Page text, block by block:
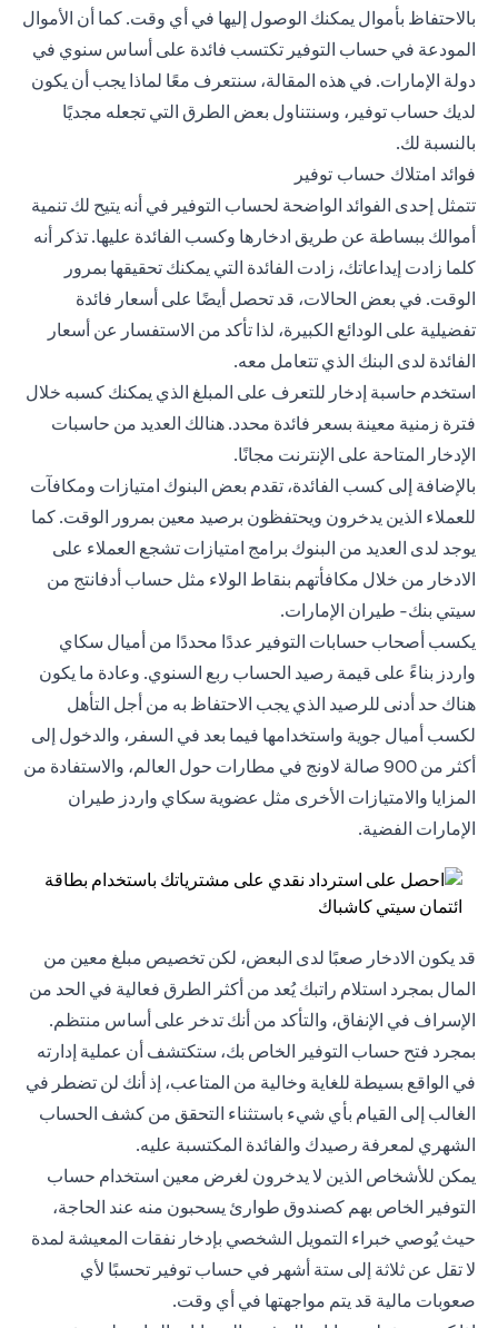
بالاحتفاظ بأموال يمكنك الوصول إليها في أي وقت. كما أن الأموال
المودعة في حساب التوفير تكتسب فائدة على أساس سنوي في
دولة الإمارات. في هذه المقالة، سنتعرف معًا لماذا يجب أن يكون
لديك حساب توفير، وسنتناول بعض الطرق التي تجعله مجديًا
بالنسبة لك.
فوائد امتلاك حساب توفير
تتمثل إحدى الفوائد الواضحة لحساب التوفير في أنه يتيح لك تنمية
أموالك ببساطة عن طريق ادخارها وكسب الفائدة عليها. تذكر أنه
كلما زادت إيداعاتك، زادت الفائدة التي يمكنك تحقيقها بمرور
الوقت. في بعض الحالات، قد تحصل أيضًا على أسعار فائدة
تفضيلية على الودائع الكبيرة، لذا تأكد من الاستفسار عن أسعار
الفائدة لدى البنك الذي تتعامل معه.
استخدم حاسبة إدخار للتعرف على المبلغ الذي يمكنك كسبه خلال
فترة زمنية معينة بسعر فائدة محدد. هنالك العديد من حاسبات
الإدخار المتاحة على الإنترنت مجانًا.
بالإضافة إلى كسب الفائدة، تقدم بعض البنوك امتيازات ومكافآت
للعملاء الذين يدخرون ويحتفظون برصيد معين بمرور الوقت. كما
يوجد لدى العديد من البنوك برامج امتيازات تشجع العملاء على
الادخار من خلال مكافأتهم بنقاط الولاء مثل حساب أدفانتج من
سيتي بنك- طيران الإمارات.
يكسب أصحاب حسابات التوفير عددًا محددًا من أميال سكاي
واردز بناءً على قيمة رصيد الحساب ربع السنوي. وعادة ما يكون
هناك حد أدنى للرصيد الذي يجب الاحتفاظ به من أجل التأهل
لكسب أميال جوية واستخدامها فيما بعد في السفر، والدخول إلى
أكثر من 900 صالة لاونج في مطارات حول العالم، والاستفادة من
المزايا والامتيازات الأخرى مثل عضوية سكاي واردز طيران
الإمارات الفضية.
قد يكون الادخار صعبًا لدى البعض، لكن تخصيص مبلغ معين من
المال بمجرد استلام راتبك يُعد من أكثر الطرق فعالية في الحد من
الإسراف في الإنفاق، والتأكد من أنك تدخر على أساس منتظم.
بمجرد فتح حساب التوفير الخاص بك، ستكتشف أن عملية إدارته
في الواقع بسيطة للغاية وخالية من المتاعب، إذ أنك لن تضطر في
الغالب إلى القيام بأي شيء باستثناء التحقق من كشف الحساب
الشهري لمعرفة رصيدك والفائدة المكتسبة عليه.
يمكن للأشخاص الذين لا يدخرون لغرض معين استخدام حساب
التوفير الخاص بهم كصندوق طوارئ يسحبون منه عند الحاجة،
حيث يُوصي خبراء التمويل الشخصي بإدخار نفقات المعيشة لمدة
لا تقل عن ثلاثة إلى ستة أشهر في حساب توفير تحسبًا لأي
صعوبات مالية قد يتم مواجهتها في أي وقت.